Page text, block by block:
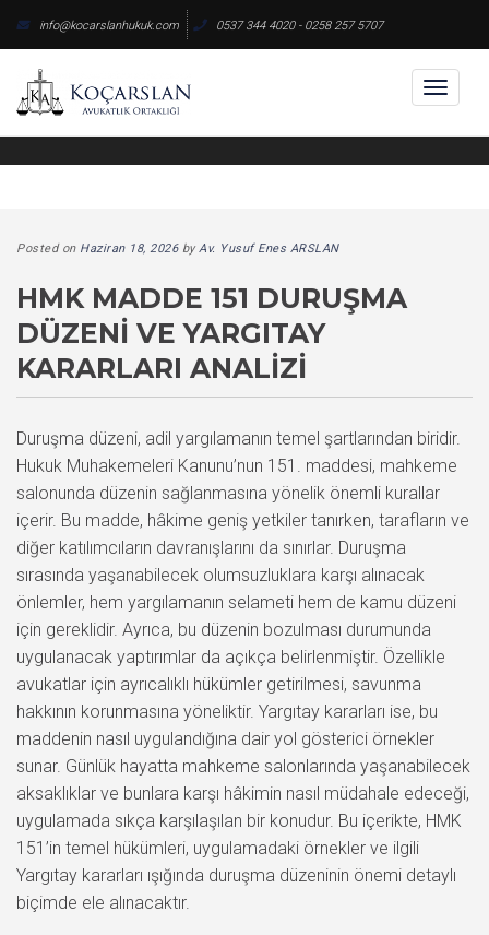
content
info@kocarslanhukuk.com 0537 344 4020 - 0258 257 5707
Posted on Haziran 18, 2026byAv. Yusuf Enes ARSLAN
HMK MADDE 151 DURUŞMA
DÜZENI VE YARGITAY
KARARLARI ANALIZI
Duruşma düzeni, adil yargılamanın temel şartlarından biridir.
Hukuk Muhakemeleri Kanunu’nun 151. maddesi, mahkeme
salonunda düzenin sağlanmasına yönelik önemli kurallar
içerir. Bu madde, hâkime geniş yetkiler tanırken, tarafların ve
diğer katılımcıların davranışlarını da sınırlar. Duruşma
sırasında yaşanabilecek olumsuzluklara karşı alınacak
önlemler, hem yargılamanın selameti hem de kamu düzeni
için gereklidir. Ayrıca, bu düzenin bozulması durumunda
uygulanacak yaptırımlar da açıkça belirlenmiştir. Özellikle
avukatlar için ayrıcalıklı hükümler getirilmesi, savunma
hakkının korunmasına yöneliktir. Yargıtay kararları ise, bu
maddenin nasıl uygulandığına dair yol gösterici örnekler
sunar. Günlük hayatta mahkeme salonlarında yaşanabilecek
aksaklıklar ve bunlara karşı hâkimin nasıl müdahale edeceği,
uygulamada sıkça karşılaşılan bir konudur. Bu içerikte, HMK
151’in temel hükümleri, uygulamadaki örnekler ve ilgili
Yargıtay kararları ışığında duruşma düzeninin önemi detaylı
biçimde ele alınacaktır.